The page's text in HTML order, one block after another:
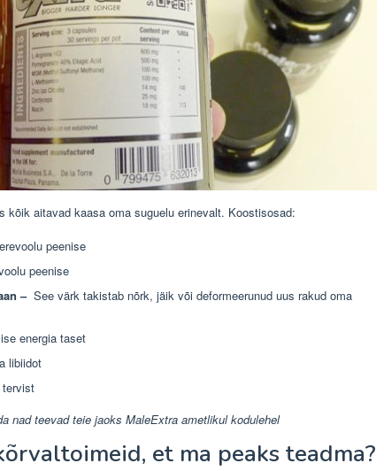
kõik aitavad kaasa oma suguelu erinevalt. Koostisosad:
peenise
peenise
– See värk takistab nõrk, jäik või deformeerunud uus rakud oma
energia taset
libiidot
tervist
nad teevad teie jaoks MaleExtra ametlikul kodulehel
et ma peaks teadma?